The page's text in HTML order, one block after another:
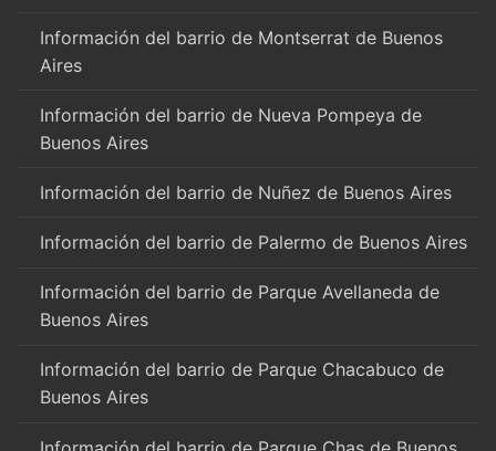
Información del barrio de Montserrat de Buenos
Aires
Información del barrio de Nueva Pompeya de
Buenos Aires
Información del barrio de Nuñez de Buenos Aires
Información del barrio de Palermo de Buenos Aires
Información del barrio de Parque Avellaneda de
Buenos Aires
Información del barrio de Parque Chacabuco de
Buenos Aires